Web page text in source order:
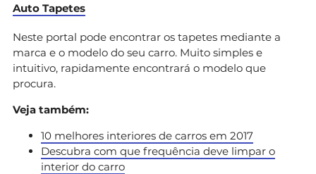
Auto Tapetes
Neste portal pode encontrar os tapetes mediante a
marca e o modelo do seu carro. Muito simples e
intuitivo, rapidamente encontrará o modelo que
procura.
Veja também:
10 melhores interiores de carros em 2017
Descubra com que frequência deve limpar o
interior do carro